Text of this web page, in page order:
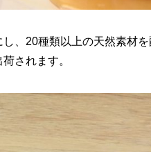
、20種類以上の天然素材
されます。